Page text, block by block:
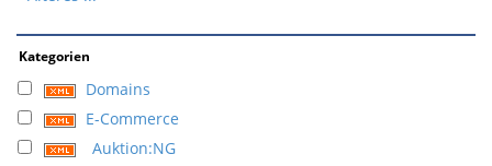
Kategorien
Domains
E-Commerce
Auktion:NG